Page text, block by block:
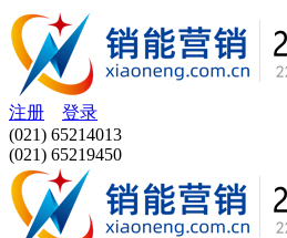
注册
登录
(021) 65214013
(021) 65219450